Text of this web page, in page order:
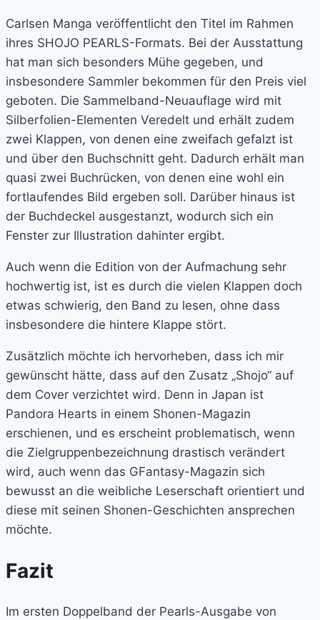
Carlsen Manga veröffentlicht den Titel im Rahmen
ihres SHOJO PEARLS-Formats. Bei der Ausstattung
hat man sich besonders Mühe gegeben, und
insbesondere Sammler bekommen für den Preis viel
geboten. Die Sammelband-Neuauflage wird mit
Silberfolien-Elementen Veredelt und erhält zudem
zwei Klappen, von denen eine zweifach gefalzt ist
und über den Buchschnitt geht. Dadurch erhält man
quasi zwei Buchrücken, von denen eine wohl ein
fortlaufendes Bild ergeben soll. Darüber hinaus ist
der Buchdeckel ausgestanzt, wodurch sich ein
Fenster zur Illustration dahinter ergibt.
Auch wenn die Edition von der Aufmachung sehr
hochwertig ist, ist es durch die vielen Klappen doch
etwas schwierig, den Band zu lesen, ohne dass
insbesondere die hintere Klappe stört.
Zusätzlich möchte ich hervorheben, dass ich mir
gewünscht hätte, dass auf den Zusatz „Shojo“ auf
dem Cover verzichtet wird. Denn in Japan ist
Pandora Hearts in einem Shonen-Magazin
erschienen, und es erscheint problematisch, wenn
die Zielgruppenbezeichnung drastisch verändert
wird, auch wenn das GFantasy-Magazin sich
bewusst an die weibliche Leserschaft orientiert und
diese mit seinen Shonen-Geschichten ansprechen
möchte.
Fazit
Im ersten Doppelband der Pearls-Ausgabe von